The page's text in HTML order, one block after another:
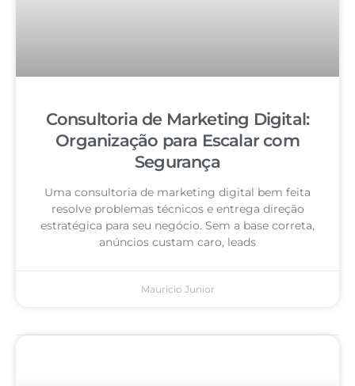
Consultoria de Marketing Digital:
Organização para Escalar com
Segurança
Uma consultoria de marketing digital bem feita
resolve problemas técnicos e entrega direção
estratégica para seu negócio. Sem a base correta,
anúncios custam caro, leads
Mauricio Junior